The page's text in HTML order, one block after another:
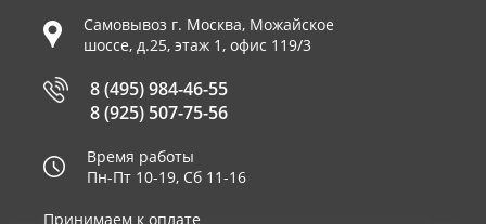
Самовывоз г. Москва, Можайское
шоссе, д.25, этаж 1, офис 119/3
8 (495) 984-46-55
8 (925) 507-75-56
Время работы
Пн-Пт 10-19, Сб 11-16
Принимаем к оплате